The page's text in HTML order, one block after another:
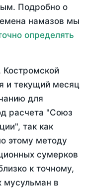
Подробно о
намазов мы
определять
и текущий месяц
для
расчета "Союз
так как
этому методу
сумерков
к точному,
мусульман в